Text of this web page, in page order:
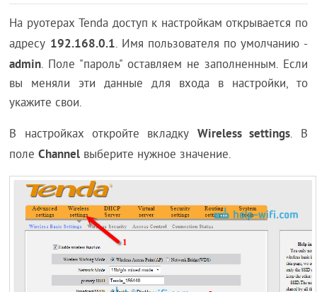
На руотерах Tenda доступ к настройкам открывается по
адресу 192.168.0.1. Имя пользователя по умолчанию -
admin. Поле "пароль" оставляем не заполненным. Если
вы меняли эти данные для входа в настройки, то
укажите свои.
В настройках откройте вкладку Wireless settings. В
полеChannel выберите нужное значение.